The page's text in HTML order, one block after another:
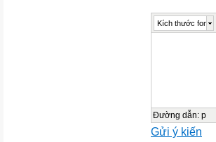
Kích thước font
Đường dẫn: p
Gửi ý kiến